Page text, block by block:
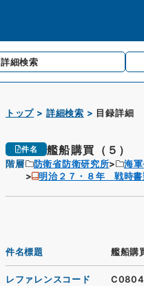
詳細検索
トップ 詳細検索 目録詳細
件名 艦船購買（５）
階層 防衛省防衛研究所 海
明治２７・８年 戦時
件名標題 艦船購
レファレンスコード